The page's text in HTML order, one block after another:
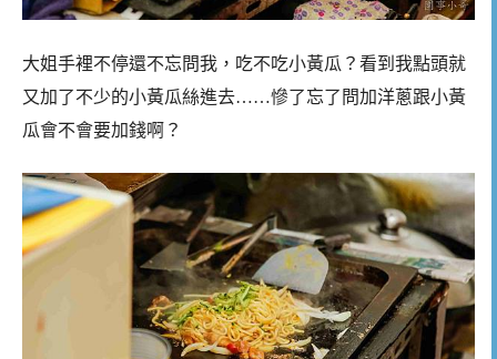
大姐手裡不停還不忘問我，吃不吃小黃瓜？看到我點頭就
又加了不少的小黃瓜絲進去……慘了忘了問加洋蔥跟小黃
瓜會不會要加錢啊？